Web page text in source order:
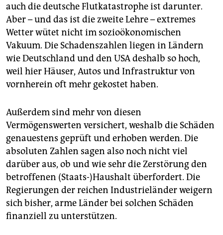
auch die deutsche Flutkatastrophe ist darunter.
Aber – und das ist die zweite Lehre – extremes
Wetter wütet nicht im sozioökonomischen
Vakuum. Die Schadenszahlen liegen in Ländern
wie Deutschland und den USA deshalb so hoch,
weil hier Häuser, Autos und Infrastruktur von
vornherein oft mehr gekostet haben.
Außerdem sind mehr von diesen
Vermögenswerten versichert, weshalb die Schäden
genauestens geprüft und erhoben werden. Die
absoluten Zahlen sagen also noch nicht viel
darüber aus, ob und wie sehr die Zerstörung den
betroffenen (Staats-)Haushalt überfordert. Die
Regierungen der reichen Industrieländer weigern
sich bisher, arme Länder bei solchen Schäden
finanziell zu unterstützen.